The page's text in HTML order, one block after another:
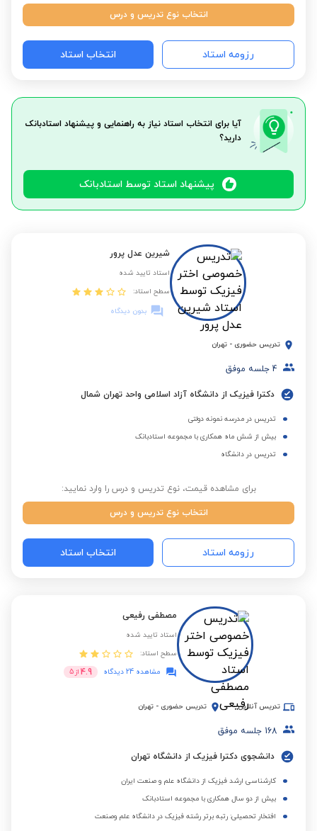
انتخاب نوع تدریس و درس
رزومه استاد انتخاب استاد
آیا برای انتخاب استاد نیاز به راهنمایی و پیشنهاد استادبانک
دارید؟
پیشنهاد استاد توسط استادبانک
شیرین عدل پرور
استاد تایید شده
سطح استاد:
بدون دیدگاه
تدریس حضوری - تهران
4 جلسه موفق
دکترا فیزیک از دانشگاه آزاد اسلامی واحد تهران شمال
تدریس در مدرسه نمونه دولتی
بیش از شش ماه همکاری با مجموعه استادبانک
تدریس در دانشگاه
برای مشاهده قیمت، نوع تدریس و درس را وارد نمایید:
انتخاب نوع تدریس و درس
رزومه استاد انتخاب استاد
مصطفی رفیعی
استاد تایید شده
سطح استاد:
مشاهده 24 دیدگاه
4.9 از 5
تدریس آنلاین تدریس حضوری - تهران
168 جلسه موفق
دانشجوی دکترا فیزیک از دانشگاه تهران
کارشناسی ارشد فیزیک از دانشگاه علم و صنعت ایران
بیش از دو سال همکاری با مجموعه استادبانک
افتخار تحصیلی: رتبه برتر رشته فیزیک در دانشگاه علم وصنعت